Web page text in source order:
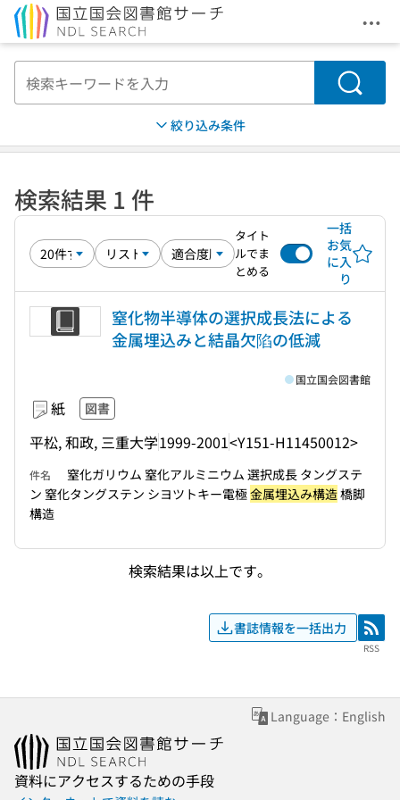
メ
検索
絞り込み条件
検索結果 1 件
タイト
ルでま
とめる
一括
お気
に入
り
窒化物半導体の選択成長法による
金属埋込みと結晶欠陷の低減
紙 図書
平松, 和政, 三重大学1999-2001<Y151-H11450012>
国立国会図書館
件名
窒化ガリウム 窒化アルミニウム 選択成長 タングステ
ン 窒化タングステン シヨツトキー電極金属埋込み構造橋脚
構造
検索結果は以上です。
書誌情報を一括出力 RSS
RSS
Language：English
資料にアクセスするための手段